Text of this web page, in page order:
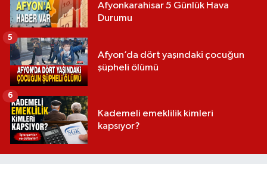
Afyonkarahisar 5 Günlük Hava
Durumu
Afyon’da dört yaşındaki çocuğun
şüpheli ölümü
5
Kademeli emeklilik kimleri
kapsıyor?
6